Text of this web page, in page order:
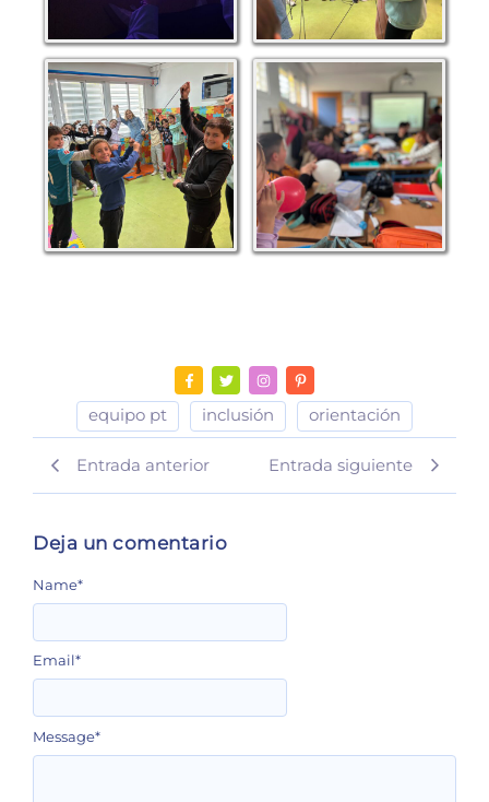
equipo pt inclusión orientación
Entrada anterior Entrada siguiente
Deja un comentario
Message*
Name*
Email*